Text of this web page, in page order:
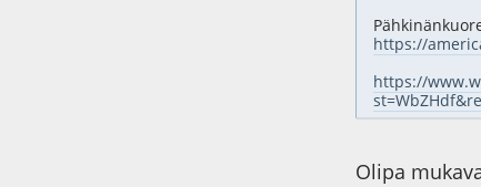
https://
https://
Olipa